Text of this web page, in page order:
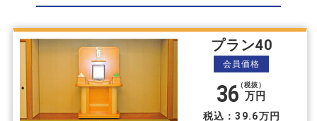
プラン40
会員価格
36 （税抜）
万円
税込：39.6万円